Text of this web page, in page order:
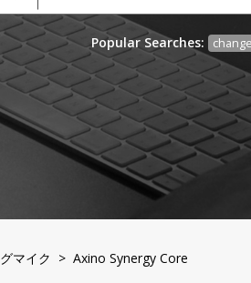
Popular Searches:
マイク > Axino Synergy Core